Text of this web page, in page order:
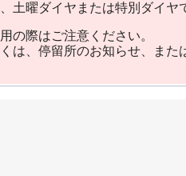
土曜ダイヤまたは特別ダイヤ
の際はご注意ください。
は、停留所のお知らせ、また